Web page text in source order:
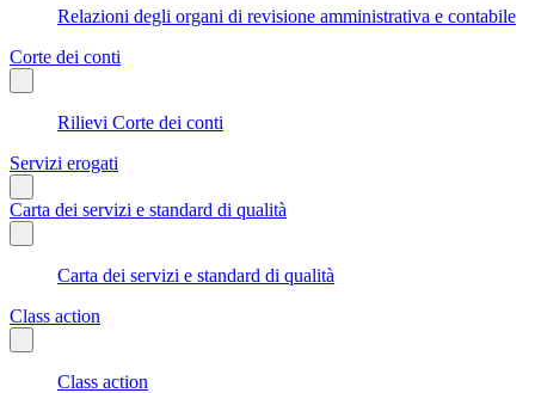
Relazioni degli organi di revisione amministrativa e contabile
Corte dei conti
Rilievi Corte dei conti
Servizi erogati
Carta dei servizi e standard di qualità
Carta dei servizi e standard di qualità
Class action
Class action